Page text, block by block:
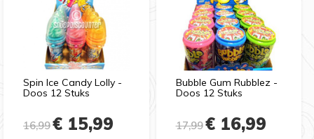
Spin Ice Candy Lolly -
Doos 12 Stuks
16,99€ 15,99
Bubble Gum Rubblez -
Doos 12 Stuks
17,99€ 16,99